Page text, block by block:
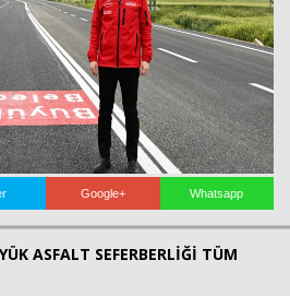
Google+ Whatsapp
ASFALT SEFERBERLİĞİ TÜM
KÜNYE
İLETİŞİM
Haberin Doğru Adresi.